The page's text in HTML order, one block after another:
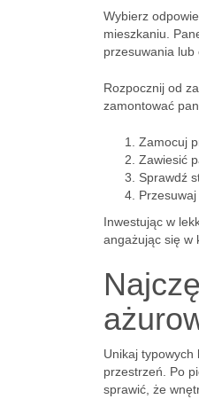
Wybierz
mieszkaniu.
przesuwania lub
Rozpocznij od
zamontować
Zamocuj
Zawiesić
Sprawdź
Inwestując w
angażując się w
Unikaj typowych
przestrzeń. Po
sprawić, że